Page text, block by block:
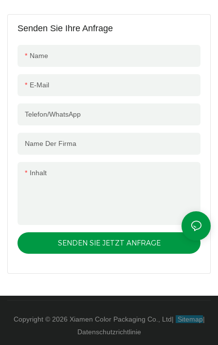
Senden Sie Ihre Anfrage
Name
E-Mail
Telefon/WhatsApp
Name Der Firma
Inhalt
SENDEN SIE JETZT ANFRAGE
Copyright © 2026 Xiamen Color Packaging Co., Ltd| Sitemap|
Datenschutzrichtlinie